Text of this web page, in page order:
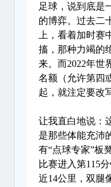
足球，说到底是
的博弈。过去二
上，看着加时赛
搐，那种力竭的
来。而2022年世
名额（允许第四
起，就注定要改
让我直白地说：
是那些体能充沛
有“点球专家”
比赛进入第115
近14公里，双腿